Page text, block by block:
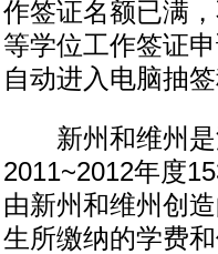
作签证名额已满
等学位工作签证
自动进入电脑抽
新州和维州是
2011~2012年度
由新州和维州创
生所缴纳的学费